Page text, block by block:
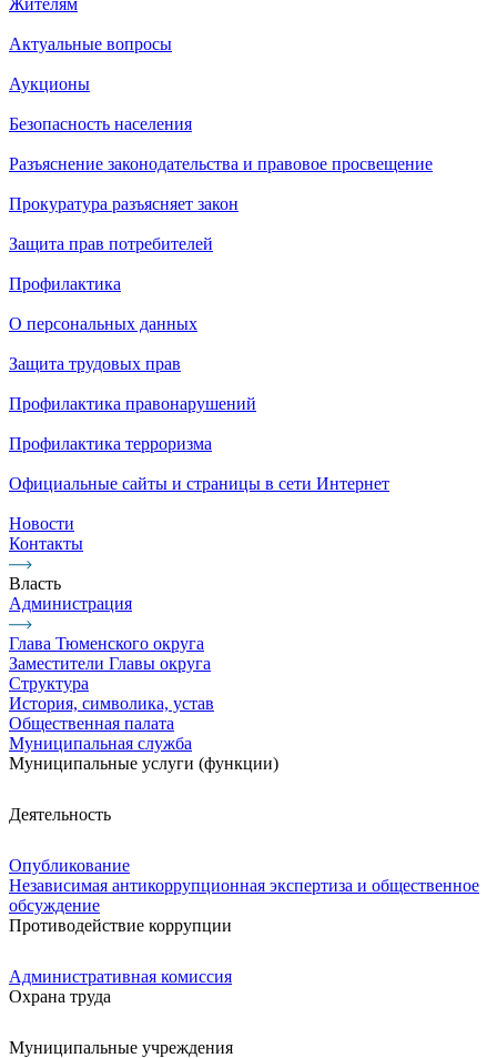
Жителям
Актуальные вопросы
Аукционы
Безопасность населения
Разъяснение законодательства и правовое просвещение
Прокуратура разъясняет закон
Защита прав потребителей
Профилактика
О персональных данных
Защита трудовых прав
Профилактика правонарушений
Профилактика терроризма
Официальные сайты и страницы в сети Интернет
Новости
Контакты
Власть
Администрация
Глава Тюменского округа
Заместители Главы округа
Структура
История, символика, устав
Общественная палата
Муниципальная служба
Муниципальные услуги (функции)
Деятельность
Опубликование
Независимая антикоррупционная экспертиза и общественное
обсуждение
Противодействие коррупции
Административная комиссия
Охрана труда
Муниципальные учреждения